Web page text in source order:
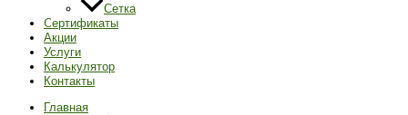
Сетка
Cертификаты
Акции
Услуги
Калькулятор
Контакты
Главная